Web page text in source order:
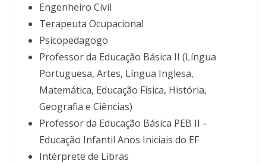
Engenheiro Civil
Terapeuta Ocupacional
Psicopedagogo
Professor da Educação Básica II (Língua
Portuguesa, Artes, Língua Inglesa,
Matemática, Educação Física, História,
Geografia e Ciências)
Professor da Educação Básica PEB II –
Educação Infantil Anos Iniciais do EF
Intérprete de Libras